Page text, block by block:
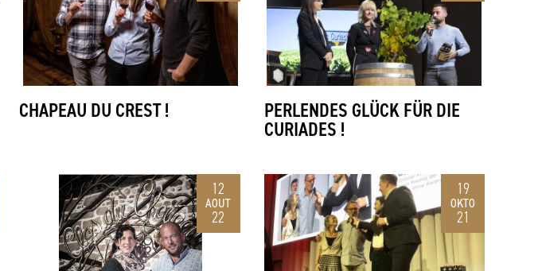
CHAPEAU DU CREST ! PERLENDES GLÜCK FÜR DIE
CURIADES !
12
AOUT
22
19
OKTO
21